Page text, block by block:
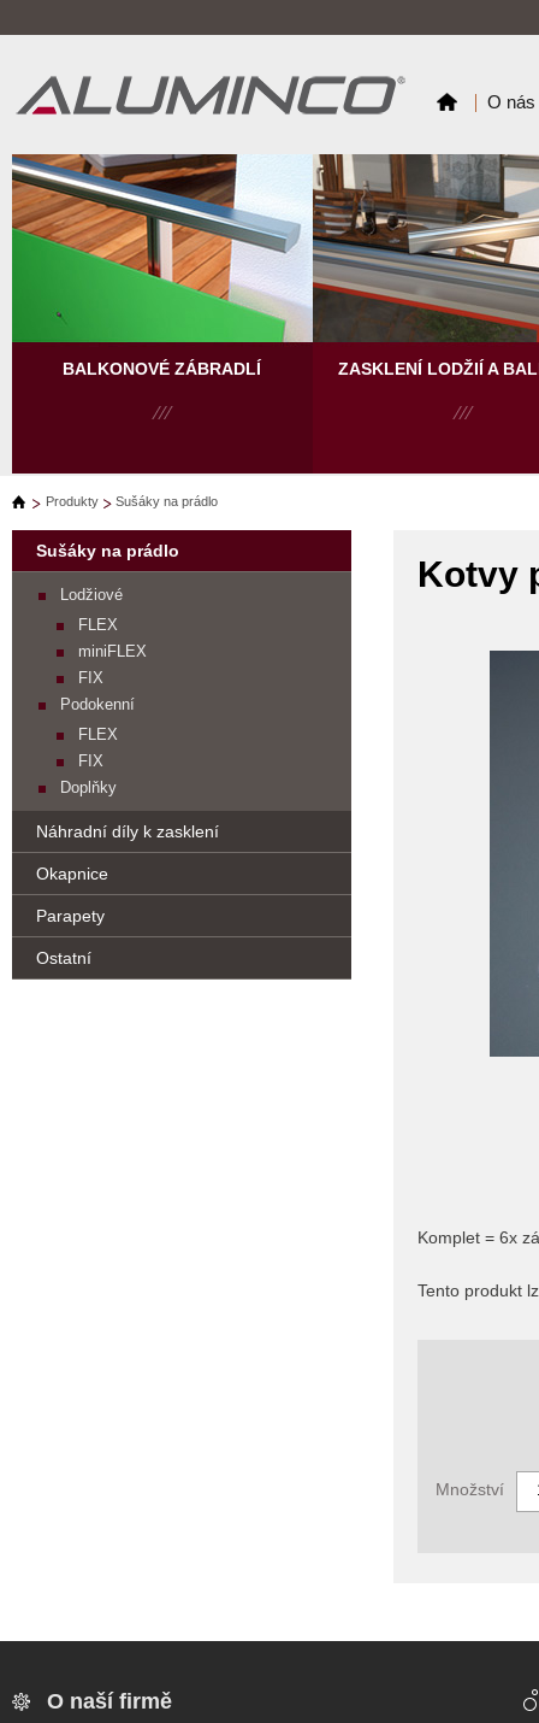
O nás
BALKONOVÉ ZÁBRADLÍ ZASKLENÍ LODŽIÍ A
Produkty Sušáky na prádlo
Sušáky na prádlo
Lodžiové
FLEX
miniFLEX
FIX
Podokenní
FLEX
FIX
Doplňky
Náhradní díly k zasklení
Okapnice
Parapety
Ostatní
Kotvy
Komplet = 6x
Tento produkt
Množství
O naší firmě